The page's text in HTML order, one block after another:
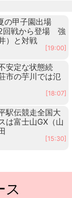
の甲子園出場
回戦から登場 強
）と対戦
[19:00]
安定な状態続
市の芋川では氾
[18:07]
駅伝競走全国大
富士山GX（山
[15:30]
ス